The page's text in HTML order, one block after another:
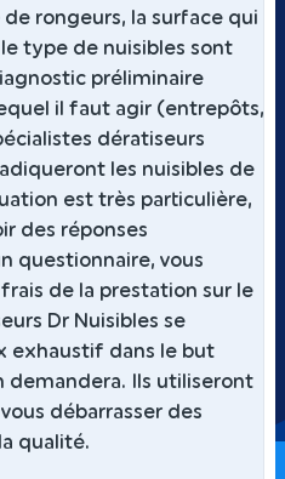
rongeurs, la surface qui
type de nuisibles sont
préliminaire
il faut agir (entrepôts,
dératiseurs
les nuisibles de
est très particulière,
des réponses
questionnaire, vous
de la prestation sur le
Dr Nuisibles se
exhaustif dans le but
demandera. Ils utiliseront
débarrasser des
qualité.